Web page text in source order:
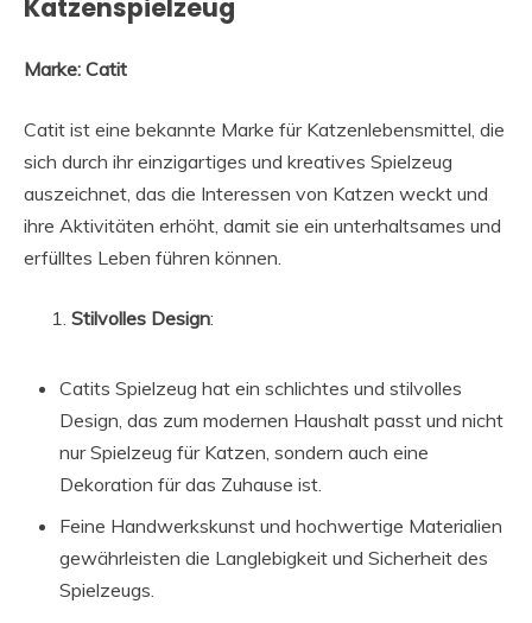
Katzenspielzeug
Marke: Catit
Catit ist eine bekannte Marke für Katzenlebensmittel, die
sich durch ihr einzigartiges und kreatives Spielzeug
auszeichnet, das die Interessen von Katzen weckt und
ihre Aktivitäten erhöht, damit sie ein unterhaltsames und
erfülltes Leben führen können.
Stilvolles Design:
Catits Spielzeug hat ein schlichtes und stilvolles
Design, das zum modernen Haushalt passt und nicht
nur Spielzeug für Katzen, sondern auch eine
Dekoration für das Zuhause ist.
Feine Handwerkskunst und hochwertige Materialien
gewährleisten die Langlebigkeit und Sicherheit des
Spielzeugs.